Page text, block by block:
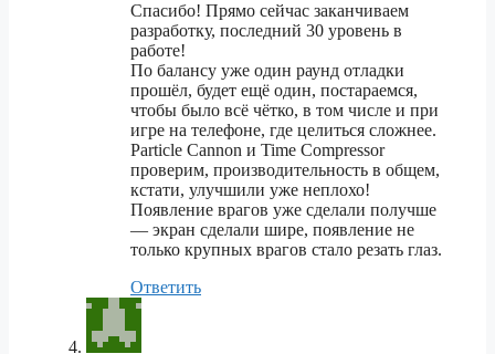
Спасибо! Прямо сейчас заканчиваем
разработку, последний 30 уровень в
работе!
По балансу уже один раунд отладки
прошёл, будет ещё один, постараемся,
чтобы было всё чётко, в том числе и при
игре на телефоне, где целиться сложнее.
Particle Cannon и Time Compressor
проверим, производительность в общем,
кстати, улучшили уже неплохо!
Появление врагов уже сделали получше
— экран сделали шире, появление не
только крупных врагов стало резать глаз.
Ответить